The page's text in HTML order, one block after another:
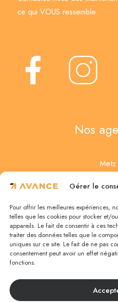
Gérer le
Pour offrir les meilleures expériences,
telles que les cookies pour stocker et/
appareils. Le fait de consentir à ces
traiter des données telles que le
uniques sur ce site. Le fait de ne pas
consentement peut avoir un effet
fonctions.
ce qui VOUS ressemble.
Nos
Metz
4 Rue des
03 87 75
Nancy
54000